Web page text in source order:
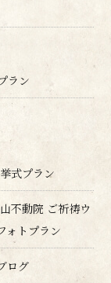
ラン
式プラン
不動院 ご祈祷ウ
ォトプラン
ログ